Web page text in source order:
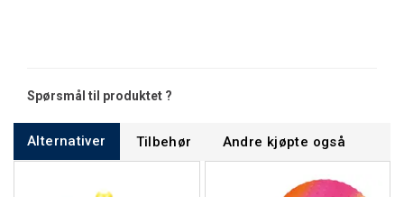
Spørsmål til produktet ?
Alternativer Tilbehør Andre kjøpte også